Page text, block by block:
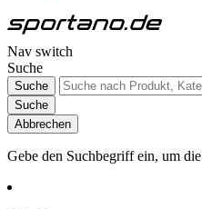
Nav switch
Suche
Suche
Suche
Abbrechen
Gebe den Suchbegriff ein, um